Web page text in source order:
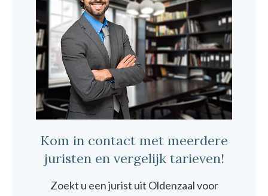
Kom in contact met meerdere
juristen en vergelijk tarieven!
Zoekt u een jurist uit Oldenzaal voor